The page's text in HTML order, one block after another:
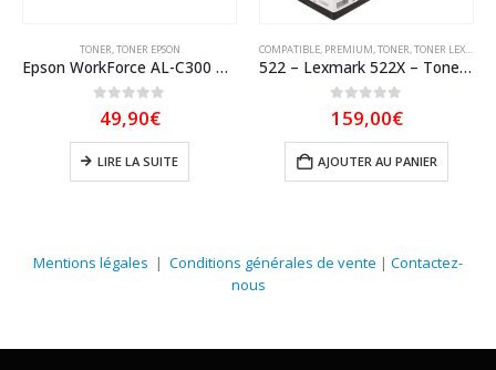
TONER,TONER EPSON
Epson WorkForce AL-C300 Cartouche de toner générique noir – Remplace C13S050751 P/N : ET-ALC300BK • EAN : 8435490617490
sur 5
49,90€
LIRE LA SUITE
COMPATIBLE, PREMIUM,TONER,TONER LEXMARK
522 – Lexmark 522X – Toner équivalent à 52D2X00 – Noir
0 sur 5
159,00€
AJOUTER AU PANIER
Mentions légales | Conditions générales de vente | Contactez-
nous